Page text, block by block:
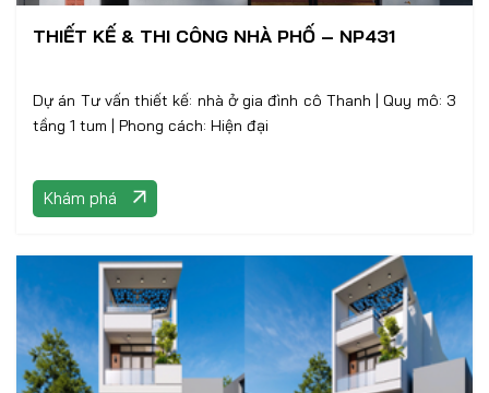
THIẾT KẾ & THI CÔNG NHÀ PHỐ – NP431
Dự án Tư vấn thiết kế: nhà ở gia đình cô Thanh | Quy mô: 3
tầng 1 tum | Phong cách: Hiện đại
Khám phá